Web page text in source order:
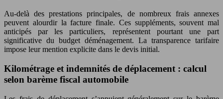
Au-delà des prestations principales, de nombreux frais annexes
peuvent alourdir la facture finale. Ces suppléments, souvent mal
anticipés par les particuliers, représentent pourtant une part
significative du budget déménagement. La transparence tarifaire
impose leur mention explicite dans le devis initial.
Kilométrage et indemnités de déplacement : calcul
selon barème fiscal automobile